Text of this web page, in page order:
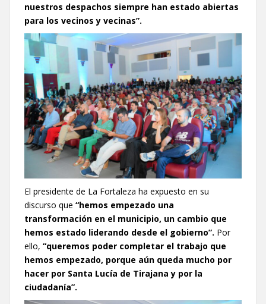
nuestros despachos siempre han estado abiertas
para los vecinos y vecinas”.
El presidente de La Fortaleza ha expuesto en su
discurso que “hemos empezado una
transformación en el municipio, un cambio que
hemos estado liderando desde el gobierno”. Por
ello, “queremos poder completar el trabajo que
hemos empezado, porque aún queda mucho por
hacer por Santa Lucía de Tirajana y por la
ciudadanía”.